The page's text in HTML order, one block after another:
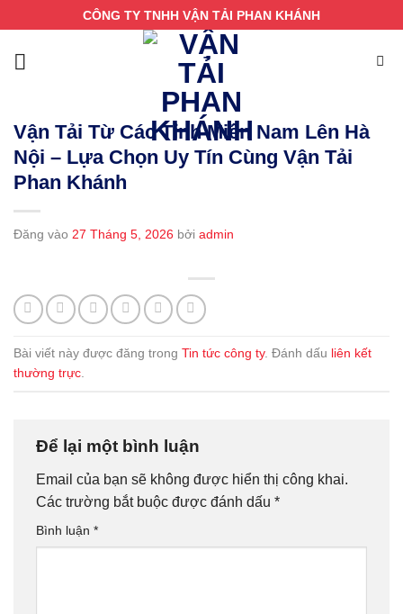
qua
nội
CÔNG TY TNHH VẬN TẢI PHAN KHÁNH
Vận Tải Từ Các Tỉnh Miền Nam Lên Hà
Nội – Lựa Chọn Uy Tín Cùng Vận Tải
Phan Khánh
Đăng vào 27 Tháng 5, 2026 bởi admin
Bài viết này được đăng trong Tin tức công ty. Đánh dấu liên kết
thường trực
Để lại một bình luận
Email của bạn sẽ không được hiển thị công khai.
Các trường bắt buộc được đánh dấu *
Bình luận *